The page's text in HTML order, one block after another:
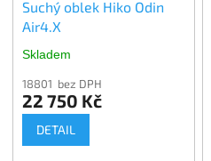
Suchý oblek Hiko Odin
Air4.X
Skladem
18801 bez DPH
22 750 Kč
DETAIL